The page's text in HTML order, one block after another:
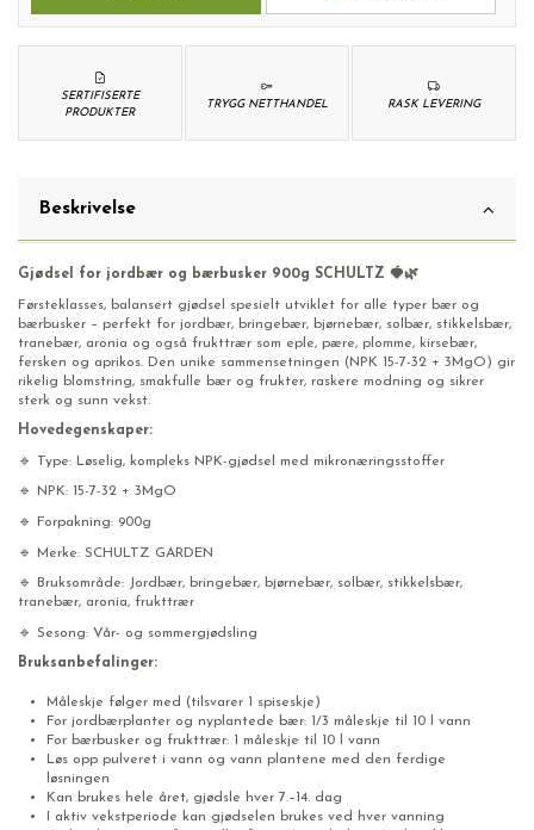
RASK LEVERING
TRYGG NETTHANDEL
SERTIFISERTE
PRODUKTER
Beskrivelse
Gjødsel for jordbær og bærbusker 900g SCHULTZ 🍓🌿
Førsteklasses, balansert gjødsel spesielt utviklet for alle typer bær og
bærbusker – perfekt for jordbær, bringebær, bjørnebær, solbær, stikkelsbær,
tranebær, aronia og også frukttrær som eple, pære, plomme, kirsebær,
fersken og aprikos. Den unike sammensetningen (NPK 15-7-32 + 3MgO) gir
rikelig blomstring, smakfulle bær og frukter, raskere modning og sikrer
sterk og sunn vekst.
Hovedegenskaper:
🔹 Type: Løselig, kompleks NPK-gjødsel med mikronæringsstoffer
🔹 NPK: 15-7-32 + 3MgO
🔹 Forpakning: 900g
🔹 Merke: SCHULTZ GARDEN
🔹 Bruksområde: Jordbær, bringebær, bjørnebær, solbær, stikkelsbær,
tranebær, aronia, frukttrær
🔹 Sesong: Vår- og sommergjødsling
Bruksanbefalinger:
Måleskje følger med (tilsvarer 1 spiseskje)
For jordbærplanter og nyplantede bær: 1/3 måleskje til 10 l vann
For bærbusker og frukttrær: 1 måleskje til 10 l vann
Løs opp pulveret i vann og vann plantene med den ferdige
løsningen
Kan brukes hele året, gjødsle hver 7.–14. dag
I aktiv vekstperiode kan gjødselen brukes ved hver vanning